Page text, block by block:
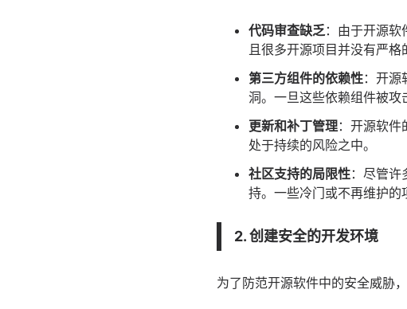
代码审查缺乏：由于开源软
且很多开源项目并没有严格
第三方组件的依赖性：开源
洞。一旦这些依赖组件被攻
更新和补丁管理：开源软
处于持续的风险之中。
社区支持的局限性：尽管
持。一些冷门或不再维护的
2. 创建安全的开发环境
为了防范开源软件中的安全威胁